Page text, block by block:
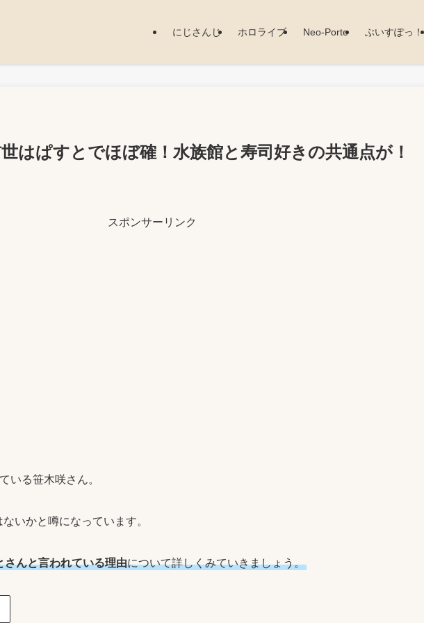
にじさんじ ホロライブ Neo-Porte ぶいすぽっ！
はぱすとでほぼ確！水族館と寿司好きの共通点が！
スポンサーリンク
いる笹木咲さん。
いかと噂になっています。
さんと言われている理由について詳しくみていきましょう。